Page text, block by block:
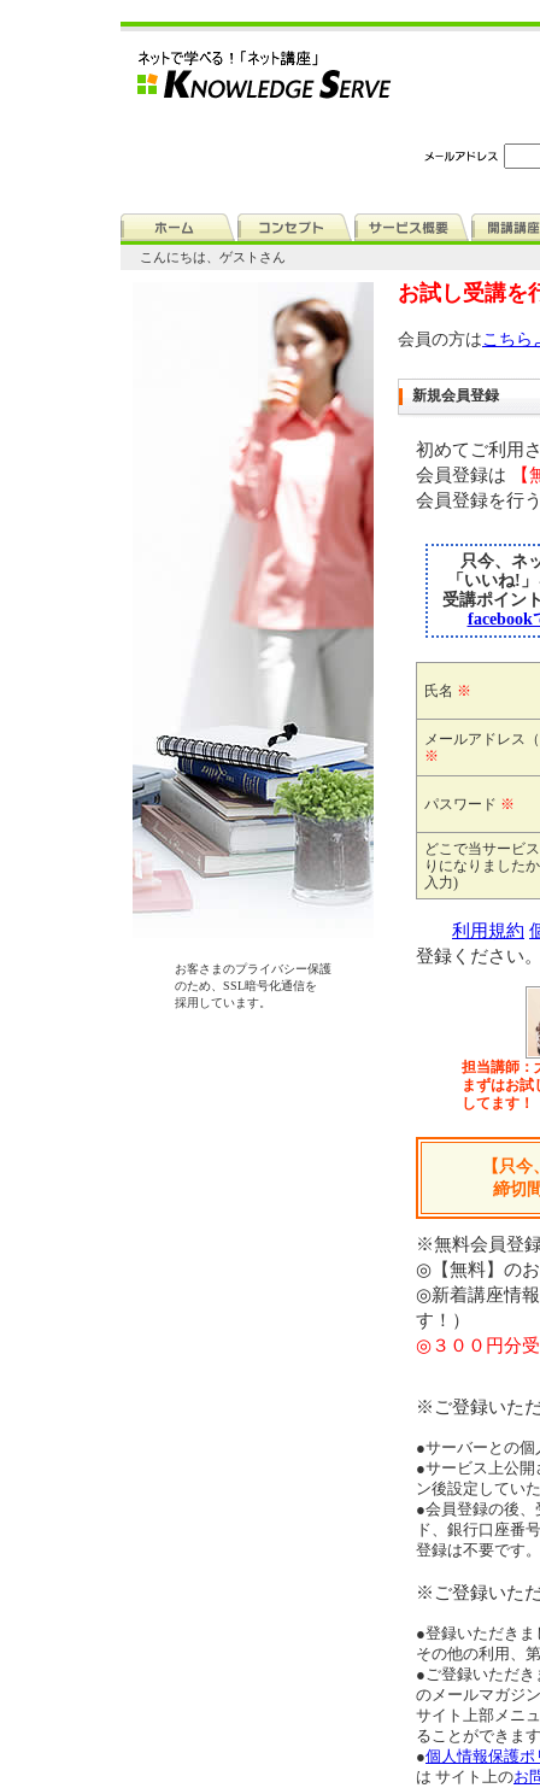
こんにちは、ゲストさん
お客さまのプライバシー保護
のため、SSL暗号化通信を
採用しています。
お試し受講を
会員の方はこちら
新規会員登録
初めてご利用
会員登録は 【
会員登録を行
只今、ネ
「いいね!
受講ポイン
facebook
氏名 ※
メールアドレス
※
パスワード ※
どこで当サービ
りになりました
入力)
利用規約
登録ください
担当講師
まずはお試
してます！
【只
締切
※無料会員登
◎【無料】の
◎新着講座情
す！）
◎３００円分
※ご登録いた
●サーバーとの個
●サービス上公
ン後設定してい
●会員登録の後
ド、銀行口座番
登録は不要です。
※ご登録いた
●登録いただき
その他の利用、
●ご登録いただ
のメールマガジ
サイト上部メニ
ることができま
●個人情報保護ポ
は サイト上のお